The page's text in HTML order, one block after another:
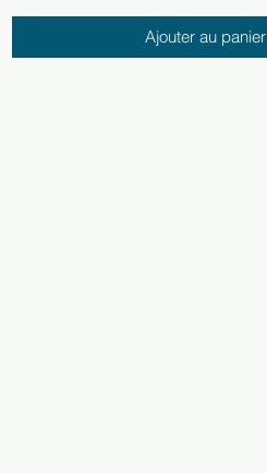
Ajouter au panier